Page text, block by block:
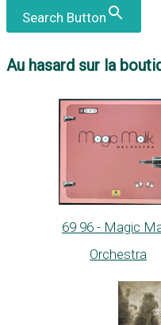
Search Button
Au hasard sur la
69 96 - Magic
Orchestra